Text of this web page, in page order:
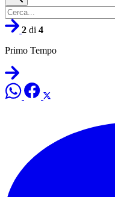
2 di 4
Primo Tempo